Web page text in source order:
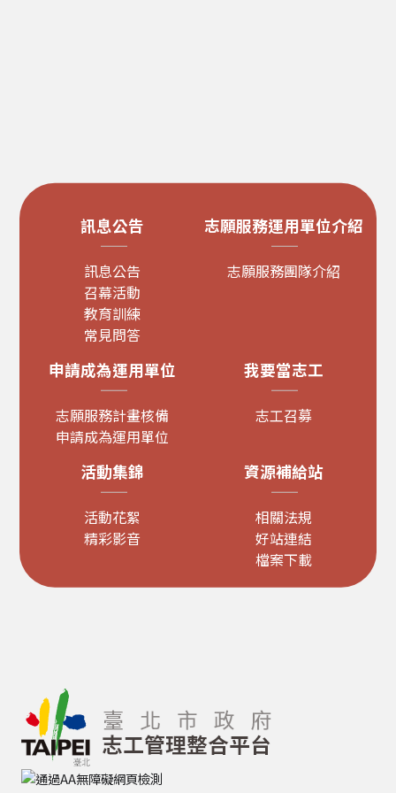
訊息公告
訊息公告
召幕活動
教育訓練
常見問答
志願服務運用單位介紹
志願服務團隊介紹
申請成為運用單位
志願服務計畫核備
申請成為運用單位
我要當志工
志工召募
活動集錦
活動花絮
精彩影音
資源補給站
相關法規
好站連結
檔案下載